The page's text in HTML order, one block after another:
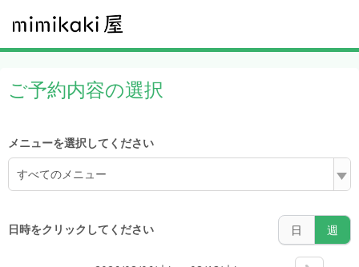
ご予約内容の選択
メニューを選択してください
すべてのメニュー
日時をクリックしてください 日 週
5:00